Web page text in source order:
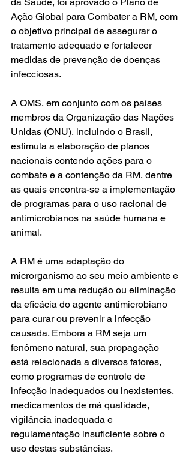
Ação Global para Combater a RM, com
o objetivo principal de assegurar o
tratamento adequado e fortalecer
medidas de prevenção de doenças
infecciosas.
A OMS, em conjunto com os países
membros da Organização das Nações
Unidas (ONU), incluindo o Brasil,
estimula a elaboração de planos
nacionais contendo ações para o
combate e a contenção da RM, dentre
as quais encontra-se a implementação
de programas para o uso racional de
antimicrobianos na saúde humana e
animal.
A RM é uma adaptação do
microrganismo ao seu meio ambiente e
resulta em uma redução ou eliminação
da eficácia do agente antimicrobiano
para curar ou prevenir a infecção
causada. Embora a RM seja um
fenômeno natural, sua propagação
está relacionada a diversos fatores,
como programas de controle de
infecção inadequados ou inexistentes,
medicamentos de má qualidade,
vigilância inadequada e
regulamentação insuficiente sobre o
uso destas substâncias.